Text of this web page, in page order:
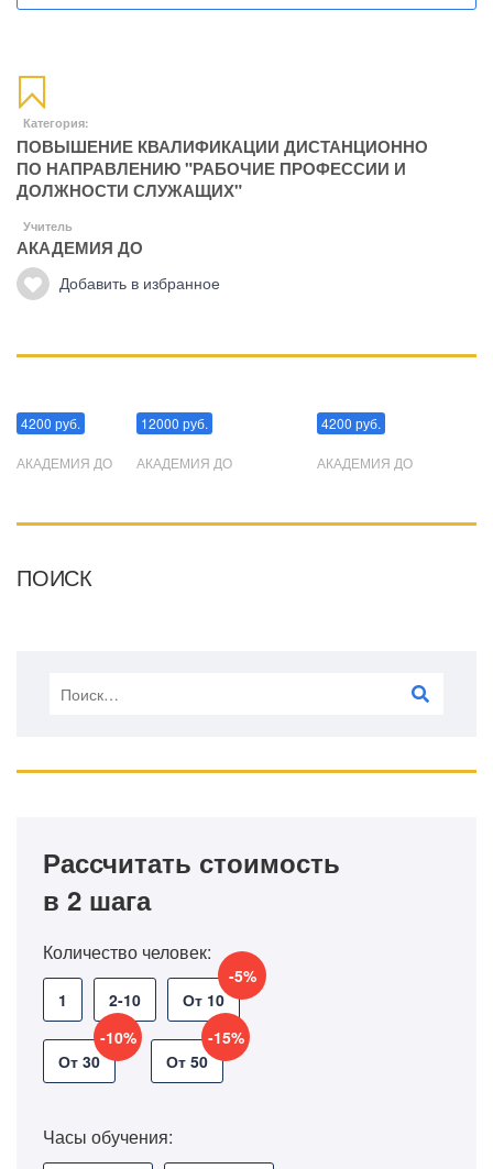
Категория:
ПОВЫШЕНИЕ КВАЛИФИКАЦИИ ДИСТАНЦИОННО
ПО НАПРАВЛЕНИЮ "РАБОЧИЕ ПРОФЕССИИ И
ДОЛЖНОСТИ СЛУЖАЩИХ"
Учитель
АКАДЕМИЯ ДО
Добавить в избранное
4200 руб.
АКАДЕМИЯ ДО
12000 руб.
АКАДЕМИЯ ДО
4200 руб.
АКАДЕМИЯ ДО
ПОИСК
Рассчитать стоимость
в 2 шага
Количество человек:
1 2-10 От 10
-5%
От 30
-10%
От 50
-15%
Часы обучения: